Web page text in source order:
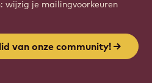
wijzig je mailingvoorkeuren
van onze community!